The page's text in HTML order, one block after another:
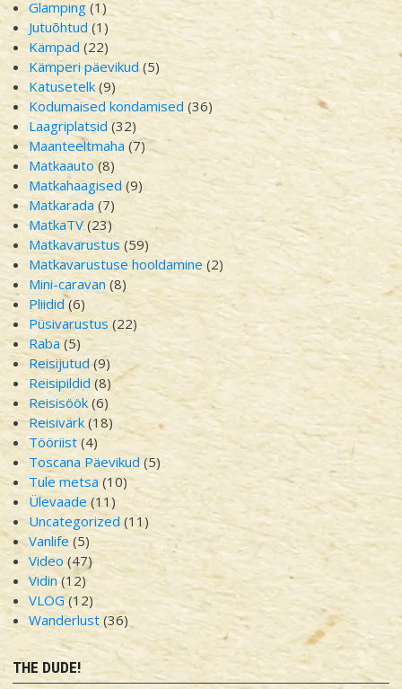
Glamping (1)
Jutuõhtud (1)
Kämpad (22)
Kämperi päevikud (5)
Katusetelk (9)
Kodumaised kondamised (36)
Laagriplatsid (32)
Maanteeltmaha (7)
Matkaauto(8)
Matkahaagised (9)
Matkarada (7)
MatkaTV(23)
Matkavarustus (59)
Matkavarustuse hooldamine (2)
Mini-caravan (8)
Pliidid(6)
Püsivarustus(22)
Raba(5)
Reisijutud(9)
Reisipildid (8)
Reisisöök(6)
Reisivärk(18)
Tööriist (4)
Toscana Päevikud(5)
Tule metsa (10)
Ülevaade (11)
Uncategorized (11)
Vanlife (5)
Video (47)
Vidin(12)
VLOG(12)
Wanderlust (36)
THE DUDE!